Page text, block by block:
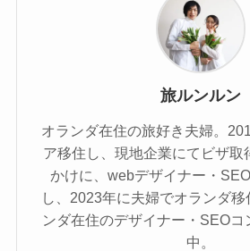
旅ルンルン
オランダ在住の旅好き夫婦。
ア移住し、現地企業にてビザ取
かけに、webデザイナー・
し、2023年に夫婦でオランダ
ンダ在住のデザイナー・SEOコ
中。